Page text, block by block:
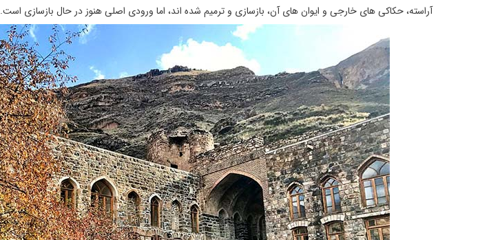
آراسته، حكاكی های خارجی و ایوان های آن،‌ بازسازی و ترمیم شده اند، اما ورودی اصلی هنوز در حال بازسازی است.